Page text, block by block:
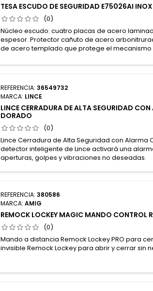
TESA ESCUDO DE SEGURIDAD E75026AI INOX
(0)
Núcleo escudo: cuatro placas de acero
espesor. Protector cañuto de acero
de acero templado que protege el
REFERENCIA:36549732
MARCA: LINCE
LINCE CERRADURA DE ALTA SEGURIDAD
DORADO
(0)
Lince Cerradura de Alta Seguridad con Alarma
detector inteligente de Lince activará una
aperturas, golpes y vibraciones no deseadas.
REFERENCIA:380586
MARCA:AMIG
REMOCK LOCKEY MAGIC MANDO CONTROL
(0)
Mando a distancia Remock Lockey PRO para
invisible Remock Lockey para abrir y cerrar sin